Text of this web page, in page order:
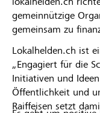
gemeinnützige
gemeinsam zu
Lokalhelden.ch ist
„Engagiert für die
Initiativen und
Öffentlichkeit und
Raiffeisen setzt